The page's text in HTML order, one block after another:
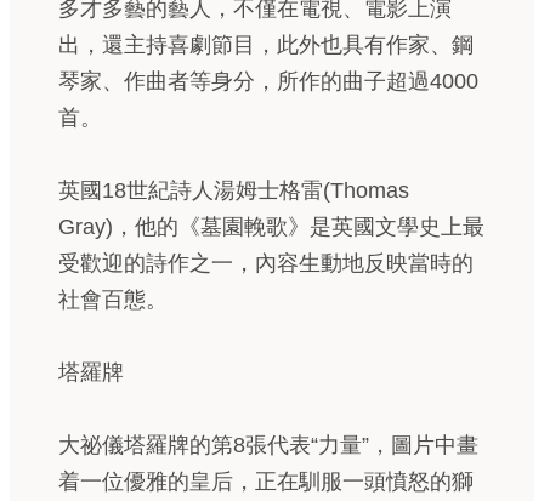
多才多藝的藝人，不僅在電視、電影上演
出，還主持喜劇節目，此外也具有作家、鋼
琴家、作曲者等身分，所作的曲子超過4000
首。
英國18世紀詩人湯姆士格雷(Thomas
Gray)，他的《墓園輓歌》是英國文學史上最
受歡迎的詩作之一，內容生動地反映當時的
社會百態。
塔羅牌
大祕儀塔羅牌的第8張代表“力量”，圖片中畫
着一位優雅的皇后，正在馴服一頭憤怒的獅